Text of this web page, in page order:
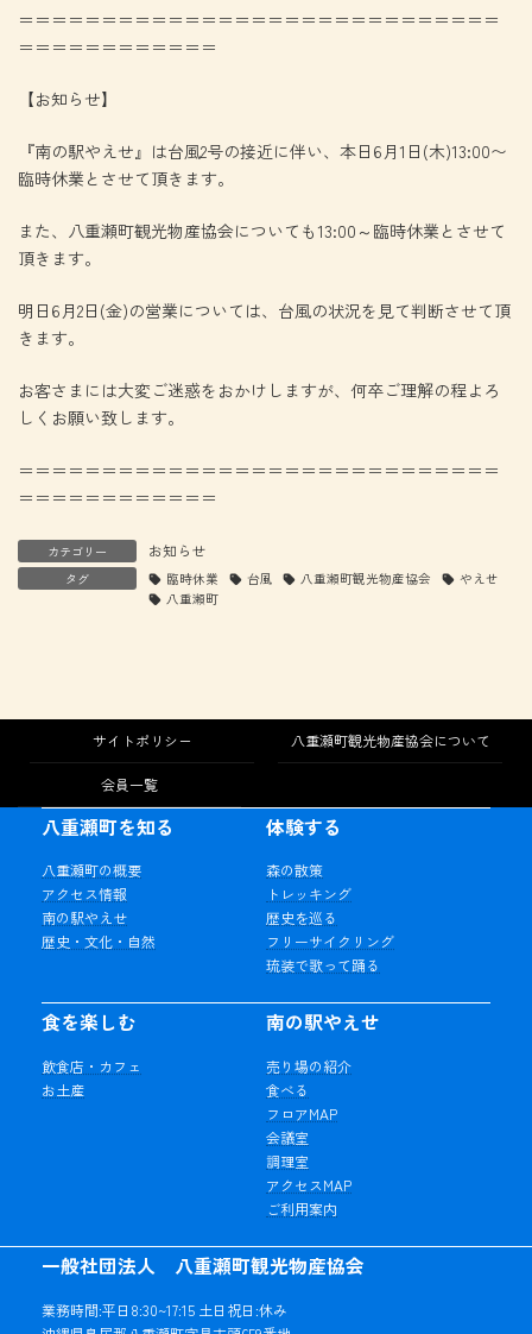
＝＝＝＝＝＝＝＝＝＝＝＝＝＝＝＝＝＝＝＝＝＝＝＝＝＝＝＝＝
＝＝＝＝＝＝＝＝＝＝＝＝
【お知らせ】
『南の駅やえせ』は台風2号の接近に伴い、本日6月1日(木)13:00〜
臨時休業とさせて頂きます。
また、八重瀬町観光物産協会についても13:00～臨時休業とさせて
頂きます。
明日6月2日(金)の営業については、台風の状況を見て判断させて頂
きます。
お客さまには大変ご迷惑をおかけしますが、何卒ご理解の程よろ
しくお願い致します。
＝＝＝＝＝＝＝＝＝＝＝＝＝＝＝＝＝＝＝＝＝＝＝＝＝＝＝＝＝
＝＝＝＝＝＝＝＝＝＝＝＝
カテゴリー お知らせ
タグ 臨時休業 台風 八重瀬町観光物産協会
やえせ
八重瀬町
サイトポリシー 八重瀬町観光物産協会について
会員一覧
一般社団法人 八重瀬町観光物産協会
業務時間:平日8:30~17:15 土日祝日:休み
八重瀬町を知る
八重瀬町の概要
アクセス情報
南の駅やえせ
歴史・文化・自然
体験する
森の散策
トレッキング
歴史を巡る
フリーサイクリング
琉装で歌って踊る
食を楽しむ
飲食店・カフェ
お土産
南の駅やえせ
売り場の紹介
食べる
フロアMAP
会議室
調理室
アクセスMAP
ご利用案内